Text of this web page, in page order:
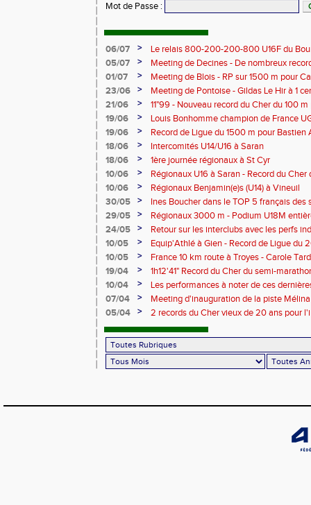
Mot de Passe :
06/07 >
Le relais 800-200-200-800 U16F du
champion de France
05/07 >
Meeting de Decines - De nombreux
01/07
>
Meeting de Blois - RP sur 1500 m pour
23/06
>
Meeting de Pontoise - Gildas Le Hir à 1
Cher sur 800 m
21/06 >
11"99 - Nouveau record du Cher du 100
19/06
>
Louis Bonhomme champion de France
5'45"83
19/06 >
Record de Ligue du 1500 m pour
18/06
>
Intercomités U14/U16 à Saran
18/06
>
1ère journée régionaux à St Cyr
10/06
>
Régionaux U16 à Saran - Record du
Bonhomme - 2'38"80
10/06 >
Régionaux Benjamin(e)s (U14) à Vineuil
30/05
>
Ines Boucher dans le TOP 5 français des
29/05
>
Régionaux 3000 m - Podium U18M
24/05
>
Retour sur les interclubs avec les perfs
10/05
>
Equip'Athlé à Gien - Record de Ligue du
Picy en 6'33"53
10/05 >
France 10 km route à Troyes - Carole
19/04
>
1h12'41" Record du Cher du semi-
10/04
>
Les performances à noter de ces
07/04
>
Meeting d'inauguration de la piste
05/04
>
2 records du Cher vieux de 20 ans pour